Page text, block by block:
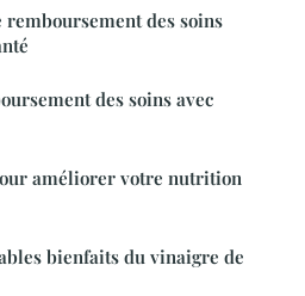
des soins
des soins avec
améliorer votre nutrition
bienfaits du vinaigre de